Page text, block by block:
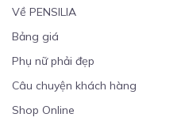
Về PENSILIA
Bảng giá
Phụ nữ phải đẹp
Câu chuyện khách hàng
Shop Online